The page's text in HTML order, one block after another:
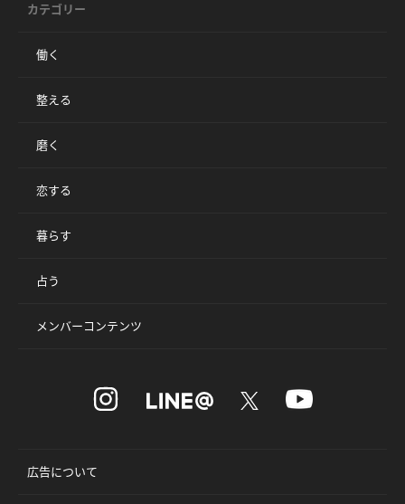
カテゴリー
働く
整える
磨く
恋する
暮らす
占う
メンバーコンテンツ
広告について